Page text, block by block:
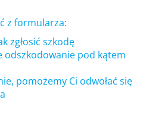
z formularza:
zgłosić szkodę
odszkodowanie pod kątem
pomożemy Ci odwołać się